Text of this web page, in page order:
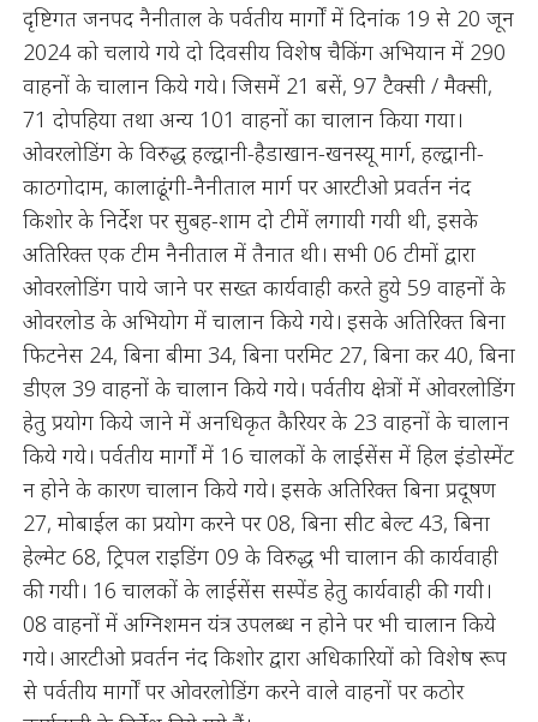
दृष्टिगत जनपद नैनीताल के पर्वतीय मार्गों में दिनांक 19 से 20 जून
2024 को चलाये गये दो दिवसीय विशेष चैकिंग अभियान में 290
वाहनों के चालान किये गये। जिसमें 21 बसें, 97 टैक्सी / मैक्सी,
71 दोपहिया तथा अन्य 101 वाहनों का चालान किया गया।
ओवरलोडिंग के विरुद्ध हल्द्वानी-हैडाखान-खनस्यू मार्ग, हल्द्वानी-
काठगोदाम, कालाढूंगी-नैनीताल मार्ग पर आरटीओ प्रवर्तन नंद
किशोर के निर्देश पर सुबह-शाम दो टीमें लगायी गयी थी, इसके
अतिरिक्त एक टीम नैनीताल में तैनात थी। सभी 06 टीमों द्वारा
ओवरलोडिंग पाये जाने पर सख्त कार्यवाही करते हुये 59 वाहनों के
ओवरलोड के अभियोग में चालान किये गये। इसके अतिरिक्त बिना
फिटनेस 24, बिना बीमा 34, बिना परमिट 27, बिना कर 40, बिना
डीएल 39 वाहनों के चालान किये गये। पर्वतीय क्षेत्रों में ओवरलोडिंग
हेतु प्रयोग किये जाने में अनधिकृत कैरियर के 23 वाहनों के चालान
किये गये। पर्वतीय मार्गों में 16 चालकों के लाईसेंस में हिल इंडोस्मेंट
न होने के कारण चालान किये गये। इसके अतिरिक्त बिना प्रदूषण
27, मोबाईल का प्रयोग करने पर 08, बिना सीट बेल्ट 43, बिना
हेल्मेट 68, ट्रिपल राइडिंग 09 के विरुद्ध भी चालान की कार्यवाही
की गयी। 16 चालकों के लाईसेंस सस्पेंड हेतु कार्यवाही की गयी।
08 वाहनों में अग्निशमन यंत्र उपलब्ध न होने पर भी चालान किये
गये। आरटीओ प्रवर्तन नंद किशोर द्वारा अधिकारियों को विशेष रूप
से पर्वतीय मार्गों पर ओवरलोडिंग करने वाले वाहनों पर कठोर